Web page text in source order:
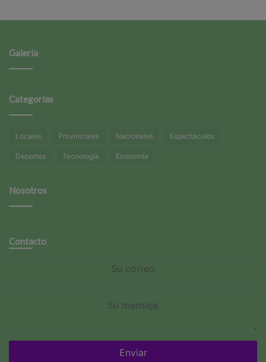
Galería
Categorías
Locales Provinciales Nacionales Espectáculos
Deportes Tecnología Economía
Nosotros
Contacto